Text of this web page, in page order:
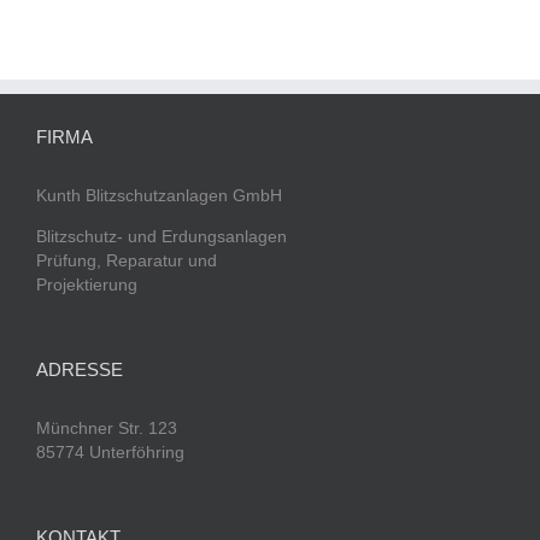
FIRMA
Kunth Blitzschutzanlagen GmbH
Blitzschutz- und Erdungsanlagen
Prüfung, Reparatur und
Projektierung
ADRESSE
Münchner Str. 123
85774 Unterföhring